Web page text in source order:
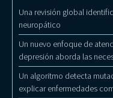
Una revisión global
neuropático
Un nuevo enfoque de
depresión aborda las
Un algoritmo detecta
explicar enfermedades